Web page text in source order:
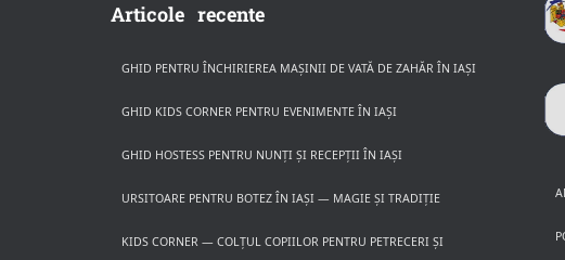
Articole recente
GHID PENTRU ÎNCHIRIEREA MAȘINII DE VATĂ DE ZAHĂR ÎN IAȘI
GHID KIDS CORNER PENTRU EVENIMENTE ÎN IAȘI
GHID HOSTESS PENTRU NUNȚI ȘI RECEPȚII ÎN IAȘI
URSITOARE PENTRU BOTEZ ÎN IAȘI — MAGIE ȘI TRADIȚIE
KIDS CORNER — COLȚUL COPIILOR PENTRU PETRECERI ȘI